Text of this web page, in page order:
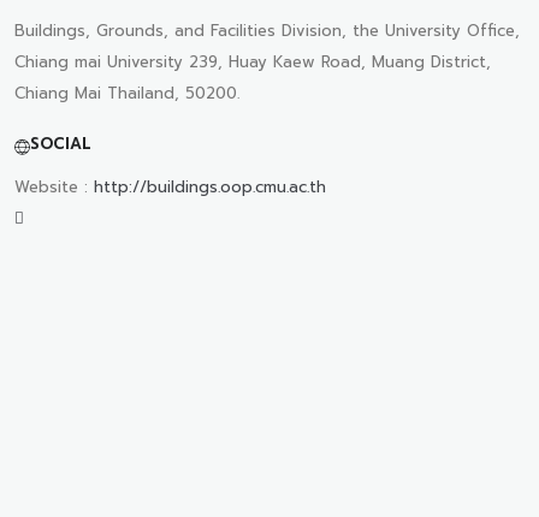
Buildings, Grounds, and Facilities Division, the University Office,
Chiang mai University 239, Huay Kaew Road, Muang District,
Chiang Mai Thailand, 50200.
SOCIAL
Website : http://buildings.oop.cmu.ac.th